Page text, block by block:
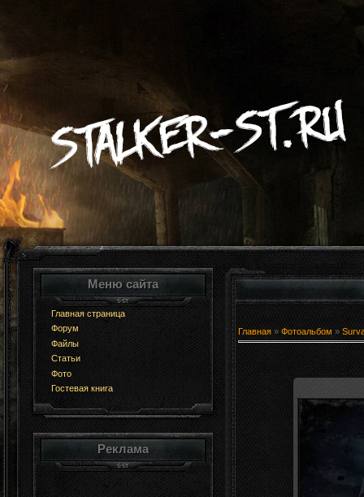
Меню сайта
Главная страница
Форум
Файлы
Статьи
Фото
Гостевая книга
Реклама
Главная » Фотоальбом »